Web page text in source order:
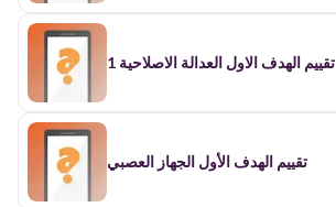
تقييم الهدف الاول العدالة الاصلاحية 1
تقييم الهدف الأول الجهاز العصبي